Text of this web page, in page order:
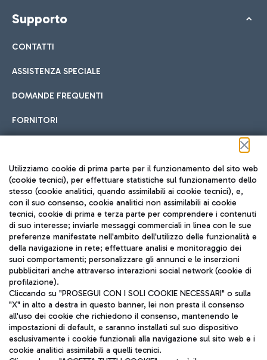
Supporto
CONTATTI
ASSISTENZA SPECIALE
DOMANDE FREQUENTI
FORNITORI
Seguici sui social
TRAVEL JOURNAL
ITA
Aeroporti di Roma S.p.A. - Società soggetta a direzione e
Utilizziamo cookie di prima parte per il funzionamento del sito web
(cookie tecnici), per effettuare statistiche sul funzionamento dello
stesso (cookie analitici, quando assimilabili ai cookie tecnici), e,
con il suo consenso, cookie analitici non assimilabili ai cookie
tecnici, cookie di prima e terza parte per comprendere i contenuti
di suo interesse; inviarle messaggi commerciali in linea con le sue
preferenze manifestate nell'ambito dell'utilizzo delle funzionalità e
della navigazione in rete; effettuare analisi e monitoraggio dei
suoi comportamenti; personalizzare gli annunci e le inserzioni
pubblicitari anche attraverso interazioni social network (cookie di
profilazione).
Cliccando su "PROSEGUI CON I SOLI COOKIE NECESSARI" o sulla
"X" in alto a destra in questo banner, lei non presta il consenso
all'uso dei cookie che richiedono il consenso, mantenendo le
impostazioni di default, e saranno installati sul suo dispositivo
esclusivamente i cookie funzionali alla navigazione sul sito web e i
cookie analitici assimilabili a quelli tecnici.